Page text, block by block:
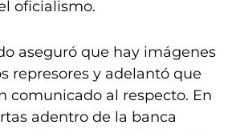
oficialismo.
aseguró que hay imágenes
represores y adelantó que
comunicado al respecto. En
adentro de la banca